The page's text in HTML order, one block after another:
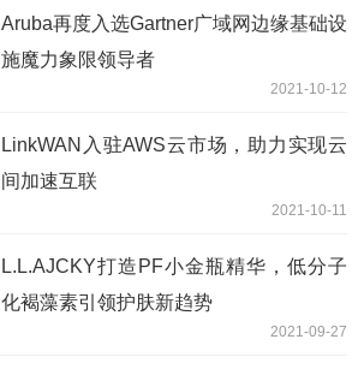
Aruba再度入选Gartner广域网边缘基础设
施魔力象限领导者
2021-10-12
LinkWAN入驻AWS云市场，助力实现云
间加速互联
2021-10-11
L.L.AJCKY打造PF小金瓶精华，低分子
化褐藻素引领护肤新趋势
2021-09-27